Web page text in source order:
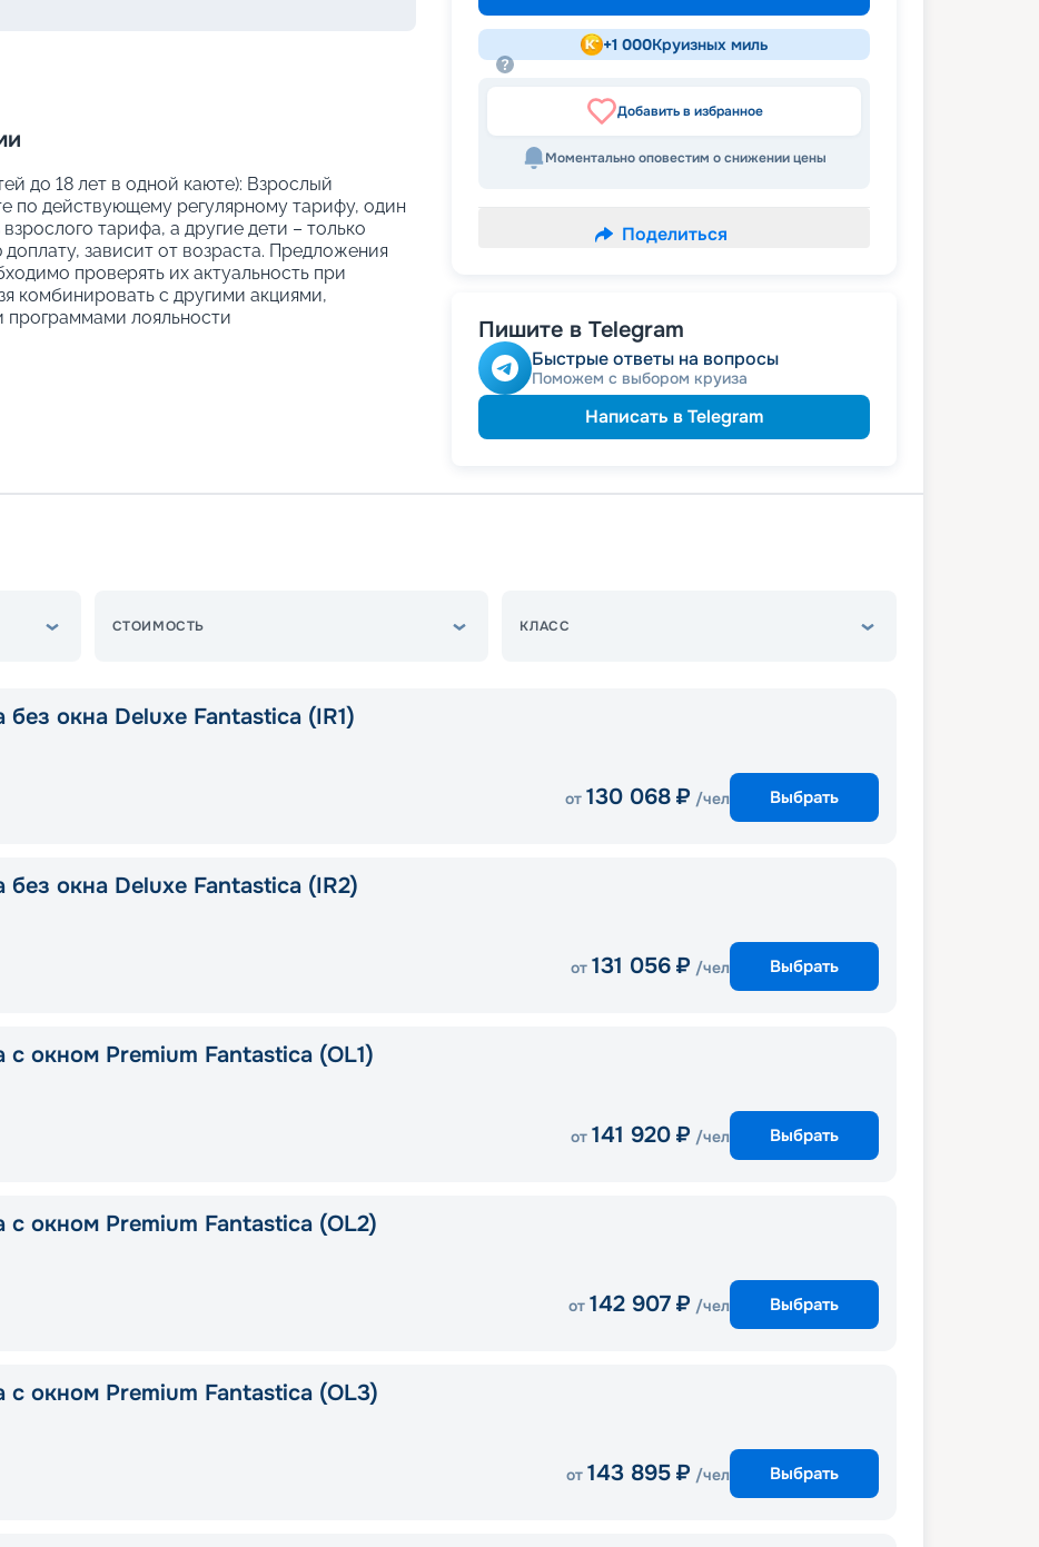
до 18 лет в одной каюте): Взрослый
по действующему регулярному тарифу, один
тарифа, а другие дети – только
зависит от возраста. Предложения
проверять их актуальность при
комбинировать с другими акциями,
лояльности
+1 000Круизных миль
Добавить в избранное
Моментально оповестим о снижении цены
Поделиться
Пишите в Telegram
Быстрые ответы на вопросы
Поможем с выбором круиза
Написать в Telegram
СТОИМОСТЬ КЛАСС
без окна Deluxe Fantastica (IR1)
от 130 068 ₽ /чел Выбрать
без окна Deluxe Fantastica (IR2)
от 131 056 ₽ /чел Выбрать
с окном Premium Fantastica (OL1)
от 141 920 ₽ /чел Выбрать
с окном Premium Fantastica (OL2)
от 142 907 ₽ /чел Выбрать
с окном Premium Fantastica (OL3)
от 143 895 ₽ /чел Выбрать